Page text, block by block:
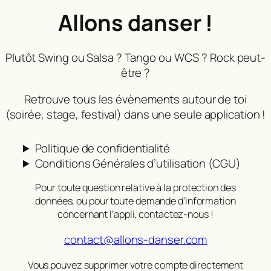
Allons danser !
Plutôt Swing ou Salsa ? Tango ou WCS ? Rock peut-
être ?
Retrouve tous les évènements autour de toi
(soirée, stage, festival) dans une seule application !
Politique de confidentialité
Conditions Générales d’utilisation (CGU)
Pour toute question relative à la protection des
données, ou pour toute demande d’information
concernant l’appli, contactez-nous !
contact@allons-danser.com
Vous pouvez supprimer votre compte directement